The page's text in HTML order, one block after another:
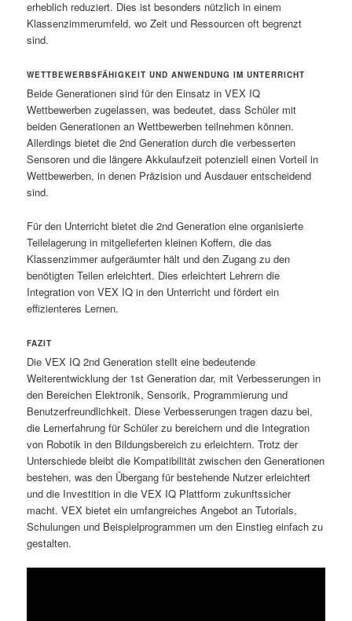
erheblich reduziert. Dies ist besonders nützlich in einem
Klassenzimmerumfeld, wo Zeit und Ressourcen oft begrenzt
sind.
WETTBEWERBSFÄHIGKEIT UND ANWENDUNG IM UNTERRICHT
Beide Generationen sind für den Einsatz in VEX IQ
Wettbewerben zugelassen, was bedeutet, dass Schüler mit
beiden Generationen an Wettbewerben teilnehmen können.
Allerdings bietet die 2nd Generation durch die verbesserten
Sensoren und die längere Akkulaufzeit potenziell einen Vorteil in
Wettbewerben, in denen Präzision und Ausdauer entscheidend
sind.
Für den Unterricht bietet die 2nd Generation eine organisierte
Teilelagerung in mitgelieferten kleinen Koffern, die das
Klassenzimmer aufgeräumter hält und den Zugang zu den
benötigten Teilen erleichtert. Dies erleichtert Lehrern die
Integration von VEX IQ in den Unterricht und fördert ein
effizienteres Lernen.
FAZIT
Die VEX IQ 2nd Generation stellt eine bedeutende
Weiterentwicklung der 1st Generation dar, mit Verbesserungen in
den Bereichen Elektronik, Sensorik, Programmierung und
Benutzerfreundlichkeit. Diese Verbesserungen tragen dazu bei,
die Lernerfahrung für Schüler zu bereichern und die Integration
von Robotik in den Bildungsbereich zu erleichtern. Trotz der
Unterschiede bleibt die Kompatibilität zwischen den Generationen
bestehen, was den Übergang für bestehende Nutzer erleichtert
und die Investition in die VEX IQ Plattform zukunftssicher
macht. VEX bietet ein umfangreiches Angebot an Tutorials,
Schulungen und Beispielprogrammen um den Einstieg einfach zu
gestalten.